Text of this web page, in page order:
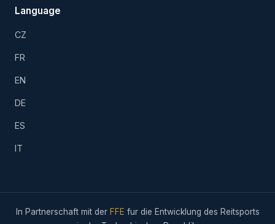
Language
CZ
FR
EN
DE
ES
IT
In Partnerschaft mit der FFE fur die Entwicklung des Reitsports